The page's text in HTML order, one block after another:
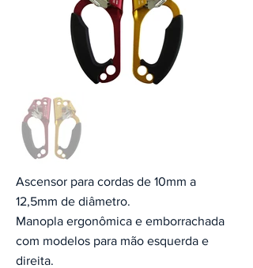
Ascensor para cordas de 10mm a
12,5mm de diâmetro.
Manopla ergonômica e emborrachada
com modelos para mão esquerda e
direita.